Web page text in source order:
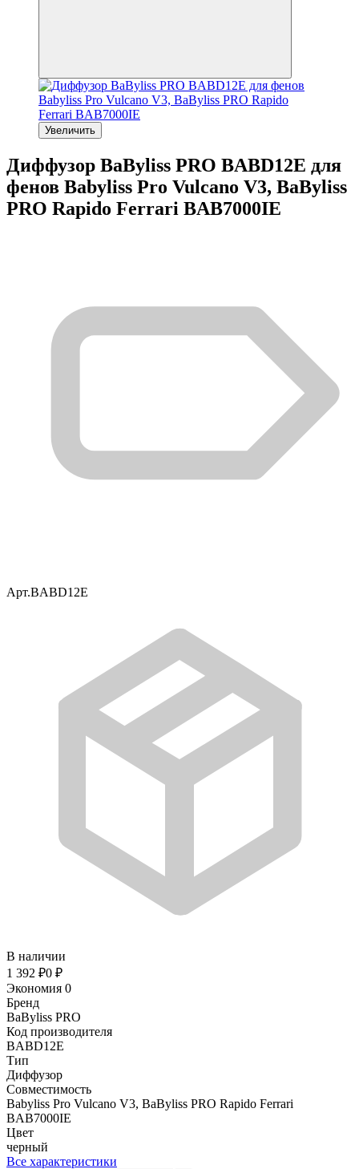
Увеличить
Диффузор BaByliss PRO BABD12E для
фенов Babyliss Pro Vulcano V3, BaByliss
PRO Rapido Ferrari BAB7000IE
Арт.BABD12E
В наличии
1 392 ₽0 ₽
Экономия 0
Бренд
BaByliss PRO
Код производителя
BABD12E
Тип
Диффузор
Совместимость
Babyliss Pro Vulcano V3, BaByliss PRO Rapido Ferrari
BAB7000IE
Цвет
черный
Все характеристики